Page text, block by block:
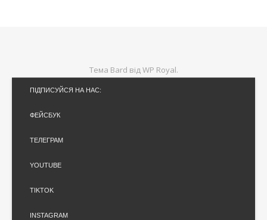
Тема Bard відWP Royal.
ПІДПИСУЙСЯ НА НАС:
ФЕЙСБУК
ТЕЛЕГРАМ
YOUTUBE
TIKTOK
INSTAGRAM